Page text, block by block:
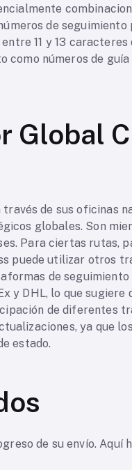
de
11 y 13
números de guía
Global
de sus oficinas
globales. Son
Para ciertas rutas,
puede utilizar otros
de
y DHL, lo que sugiere
de diferentes
ya que
estado.
de su envío. Aquí